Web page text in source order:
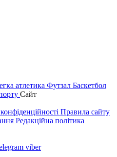
атлетика Футзал Баскетбол
Сайт
Правила сайту
Редакційна політика
viber